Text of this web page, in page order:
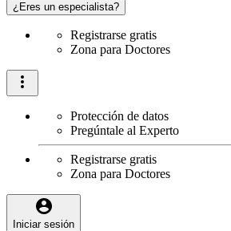
¿Eres un especialista?
Registrarse gratis
Zona para Doctores
Protección de datos
Pregúntale al Experto
Registrarse gratis
Zona para Doctores
Iniciar sesión